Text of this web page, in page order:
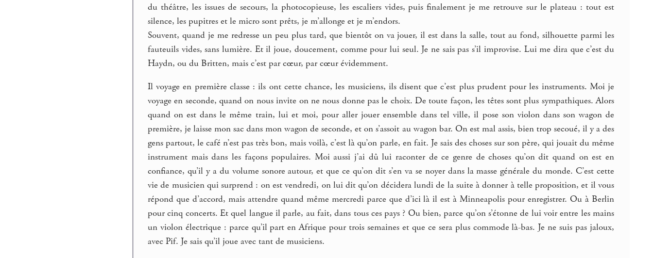
du théâtre, les issues de secours, la photocopieuse, les escaliers vides, puis finalement je me retrouve sur le plateau : tout est
silence, les pupitres et le micro sont prêts, je m’allonge et je m’endors.
Souvent, quand je me redresse un peu plus tard, que bientôt on va jouer, il est dans la salle, tout au fond, silhouette parmi les
fauteuils vides, sans lumière. Et il joue, doucement, comme pour lui seul. Je ne sais pas s’il improvise. Lui me dira que c’est du
Haydn, ou du Britten, mais c’est par cœur, par cœur évidemment.
Il voyage en première classe : ils ont cette chance, les musiciens, ils disent que c’est plus prudent pour les instruments. Moi je
voyage en seconde, quand on nous invite on ne nous donne pas le choix. De toute façon, les têtes sont plus sympathiques. Alors
quand on est dans le même train, lui et moi, pour aller jouer ensemble dans tel ville, il pose son violon dans son wagon de
première, je laisse mon sac dans mon wagon de seconde, et on s’assoit au wagon bar. On est mal assis, bien trop secoué, il y a des
gens partout, le café n’est pas très bon, mais voilà, c’est là qu’on parle, en fait. Je sais des choses sur son père, qui jouait du même
instrument mais dans les façons populaires. Moi aussi j’ai dû lui raconter de ce genre de choses qu’on dit quand on est en
confiance, qu’il y a du volume sonore autour, et que ce qu’on dit s’en va se noyer dans la masse générale du monde. C’est cette
vie de musicien qui surprend : on est vendredi, on lui dit qu’on décidera lundi de la suite à donner à telle proposition, et il vous
répond que d’accord, mais attendre quand même mercredi parce que d’ici là il est à Minneapolis pour enregistrer. Ou à Berlin
pour cinq concerts. Et quel langue il parle, au fait, dans tous ces pays ? Ou bien, parce qu’on s’étonne de lui voir entre les mains
un violon électrique : parce qu’il part en Afrique pour trois semaines et que ce sera plus commode là-bas. Je ne suis pas jaloux,
avec Pif. Je sais qu’il joue avec tant de musiciens.